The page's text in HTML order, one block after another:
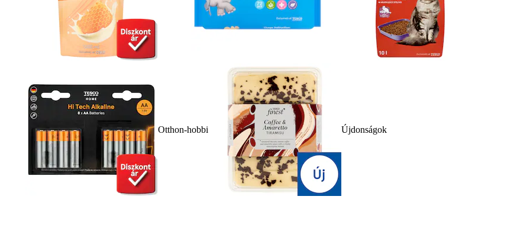
Otthon-hobbi Újdonságok